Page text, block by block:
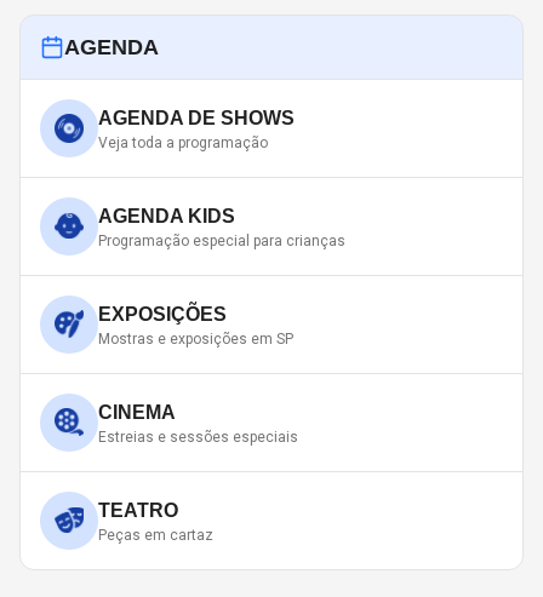
AGENDA
AGENDA DE SHOWS
Veja toda a programação
AGENDA KIDS
Programação especial para crianças
EXPOSIÇÕES
Mostras e exposições em SP
CINEMA
Estreias e sessões especiais
TEATRO
Peças em cartaz